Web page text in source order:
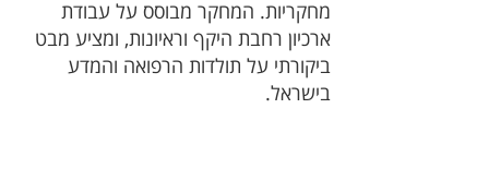
מחקריות. המחקר מבוסס על עבודת
ארכיון רחבת היקף וראיונות, ומציע מבט
ביקורתי על תולדות הרפואה והמדע
בישראל.